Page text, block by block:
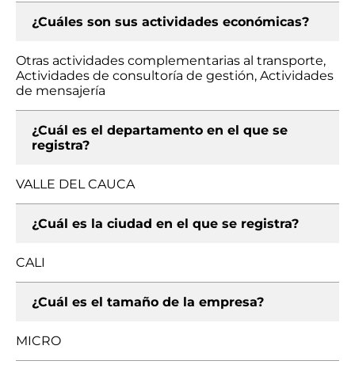
¿Cuáles son sus actividades económicas?
Otras actividades complementarias al transporte,
Actividades de consultoría de gestión, Actividades
de mensajería
¿Cuál es el departamento en el que se
registra?
VALLE DEL CAUCA
¿Cuál es la ciudad en el que se registra?
CALI
¿Cuál es el tamaño de la empresa?
MICRO